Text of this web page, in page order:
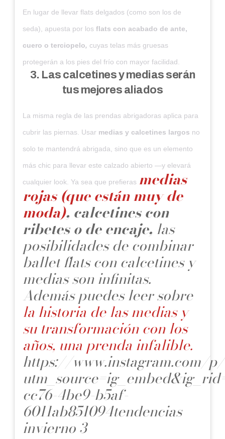
En lugar de llevar flats delgados (como son los de
seda), apuesta por los flats con acabado de ante,
cuero o terciopelo, cuyas telas más gruesas
protegerán a los pies del frío con mayor facilidad.
3. Las calcetines y medias serán
tus mejores aliados
La misma regla de las prendas abrigadoras aplica para
cubrir las piernas. Usar medias y calcetines largos no
solo te mantendrá abrigada, sino que es un elemento
más chic para llevar este calzado abierto —y elevará
cualquier look. Ya sea que prefieras medias
rojas (que están muy de
moda), calcetines con
ribetes o de encaje, las
posibilidades de combinar
ballet flats con calcetines y
medias son infinitas.
Además puedes leer sobre
la historia de las medias y
su transformación con los
años, una prenda infalible.
https://www.instagram.com/
cc76-4be9-b5af-
6011ab851094tendencias
invierno 3